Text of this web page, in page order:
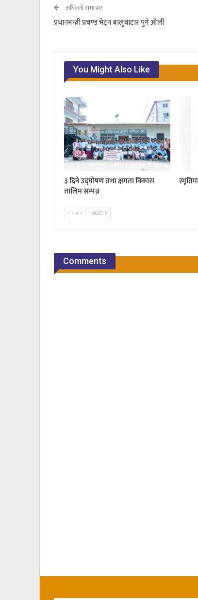
अघिल्लो समाचार
प्रधानमन्त्री प्रचण्ड भेट्न बालुवाटार पुगे ओली
You Might Also Like
३ दिने उद्घोषण तथा क्षमता विकास
तालिम सम्पन्न
PREV NEXT
Comments